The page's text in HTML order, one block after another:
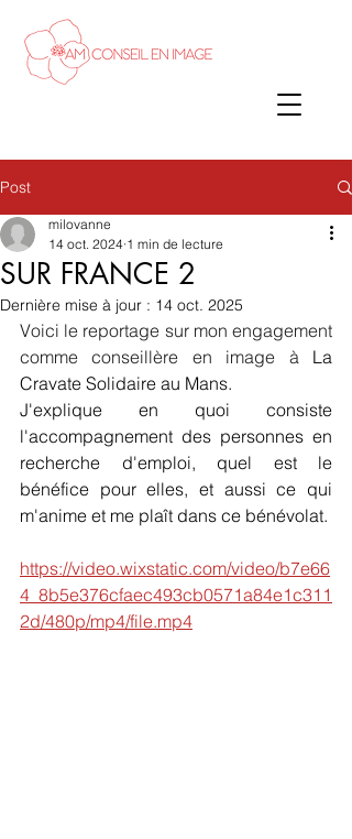
Post
SUR FRANCE 2
milovanne
14 oct. 2024 1 min de lecture
Dernière mise à jour : 14 oct. 2025
Voici le reportage sur mon engagement
comme conseillère en image à La
Cravate Solidaire au Mans.
J'explique en quoi consiste
l'accompagnement des personnes en
recherche d'emploi, quel est le
bénéfice pour elles, et aussi ce qui
m'anime et me plaît dans ce bénévolat.
https://video.wixstatic.com/video/b7e66
4_8b5e376cfaec493cb0571a84e1c311
2d/480p/mp4/file.mp4